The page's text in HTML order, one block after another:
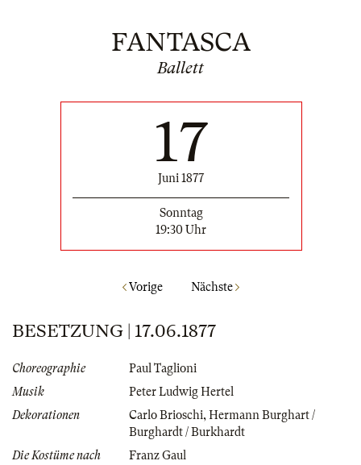
FANTASCA
Ballett
17
Juni 1877
Sonntag
19:30 Uhr
Vorige Nächste
BESETZUNG | 17.06.1877
Choreographie
Paul Taglioni
Musik
Peter Ludwig Hertel
Dekorationen
Carlo Brioschi,Hermann Burghart /
Burghardt / Burkhardt
Die Kostüme nach
Franz Gaul